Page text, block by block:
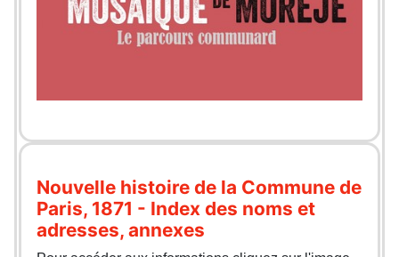
Nouvelle histoire de la Commune de
Paris, 1871 - Index des noms et
adresses, annexes